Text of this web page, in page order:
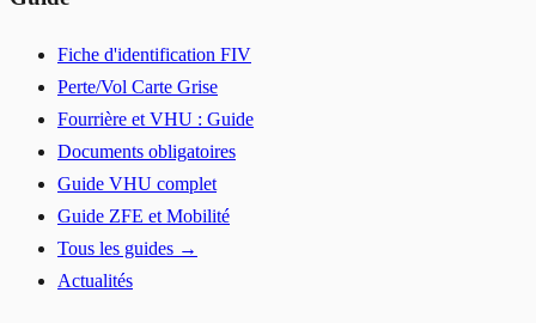
Fiche d'identification FIV
Perte/Vol Carte Grise
Fourrière et VHU : Guide
Documents obligatoires
Guide VHU complet
Guide ZFE et Mobilité
Tous les guides →
Actualités